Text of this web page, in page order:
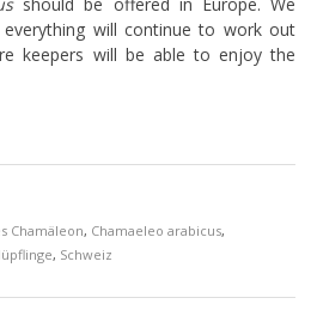
will continue to work out
keepers will be able to enjoy the
Chamäleon, Chamaeleo arabicus,
, Schweiz